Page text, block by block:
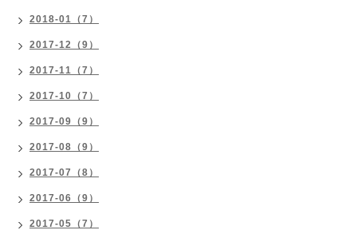
2018-01（7）
2017-12（9）
2017-11（7）
2017-10（7）
2017-09（9）
2017-08（9）
2017-07（8）
2017-06（9）
2017-05（7）